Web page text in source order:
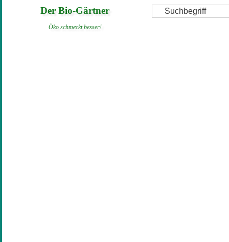
Suche
Der Bio-Gärtner
Öko schmeckt besser!